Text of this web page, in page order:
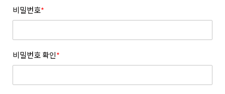
비밀번호*
비밀번호 확인*